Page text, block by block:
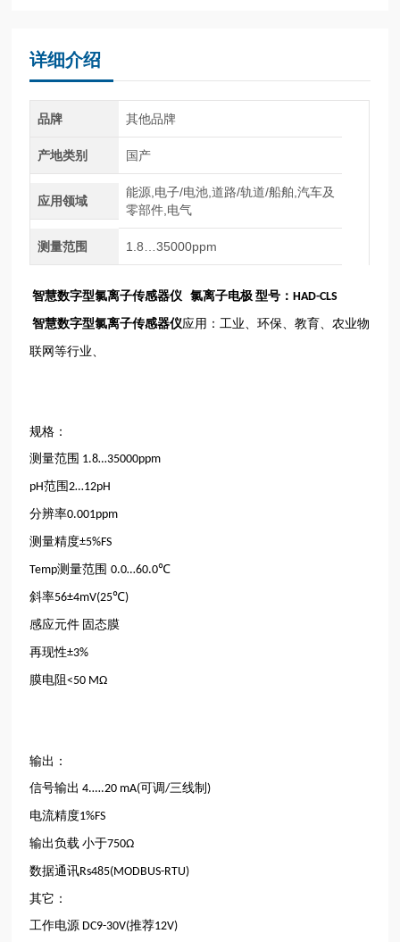
详细介绍
品牌 其他品牌
产地类别 国产
应用领域
能源,电子/电池,道路/轨道/船舶,汽车及
零部件,电气
测量范围 1.8…35000ppm
智慧数字型氯离子传感器仪 氯离子电极 型号：HAD-CLS
智慧数字型氯离子传感器仪应用：工业、环保、教育、农业物
联网等行业、
规格：
测量范围 1.8…35000ppm
pH范围 2…12pH
分辨率0.001ppm
测量精度±5%FS
Temp测量范围0.0…60.0℃
斜率56±4mV(25℃)
感应元件 固态膜
再现性±3%
膜电阻<50 MΩ
输出：
信号输出 4.….20 mA(可调/三线制)
电流精度1%FS
输出负载 小于750Ω
数据通讯Rs485(MODBUS-RTU)
其它：
工作电源 DC9-30V(推荐12V)